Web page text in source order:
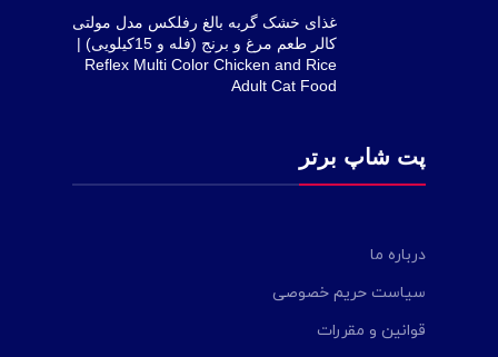
غذای خشک گربه بالغ رفلکس مدل مولتی
کالر طعم مرغ و برنج (فله و 15کیلویی) |
Reflex Multi Color Chicken and Rice
Adult Cat Food
پت شاپ برتر
درباره ما
سیاست حریم خصوصی
قوانین و مقررات